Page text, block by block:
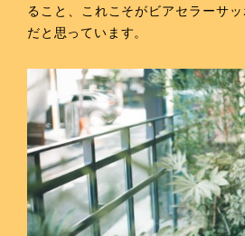
ること、これこそがビアセラーサ
だと思っています。